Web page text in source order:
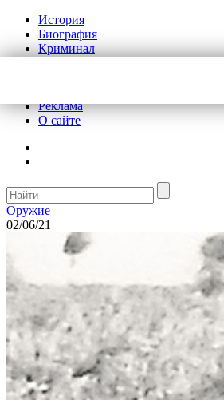
История
Биография
Криминал
Реклама
О сайте
Оружие
02/06/21